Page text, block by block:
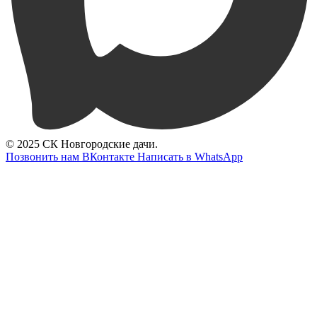
© 2025 СК Новгородские дачи.
Позвонить нам ВКонтакте Написать в WhatsApp